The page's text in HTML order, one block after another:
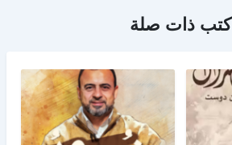
كتب ذات صلة